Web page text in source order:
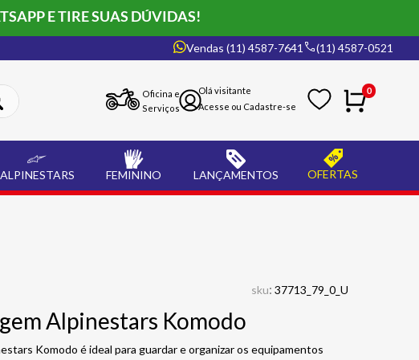
E TIRE SUAS DÚVIDAS!
Vendas (11) 4587-7641 (11) 4587-0521
Oficina e
Serviços
0
ALPINESTARS FEMININO LANÇAMENTOS OFERTAS
sku: 37713_79_0_U
Alpinestars Komodo
Komodo é ideal para guardar e organizar os equipamentos